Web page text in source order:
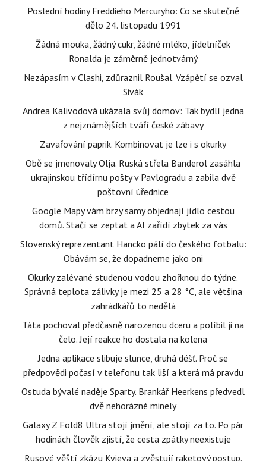
Poslední hodiny Freddieho Mercuryho: Co se skutečně
dělo 24. listopadu 1991
Žádná mouka, žádný cukr, žádné mléko, jídelníček
Ronalda je záměrně jednotvárný
Nezápasím v Clashi, zdůraznil Roušal. Vzápětí se ozval
Sivák
Andrea Kalivodová ukázala svůj domov: Tak bydlí jedna
z nejznámějších tváří české zábavy
Zavařování paprik. Kombinovat je lze i s okurky
Obě se jmenovaly Olja. Ruská střela Banderol zasáhla
ukrajinskou třídírnu pošty v Pavlogradu a zabila dvě
poštovní úřednice
Google Mapy vám brzy samy objednají jídlo cestou
domů. Stačí se zeptat a AI zařídí zbytek za vás
Slovenský reprezentant Hancko pálí do českého fotbalu:
Obávám se, že dopadneme jako oni
Okurky zalévané studenou vodou zhořknou do týdne.
Správná teplota zálivky je mezi 25 a 28 °C, ale většina
zahrádkářů to nedělá
Táta pochoval předčasně narozenou dceru a políbil ji na
čelo. Její reakce ho dostala na kolena
Jedna aplikace slibuje slunce, druhá déšť. Proč se
předpovědi počasí v telefonu tak liší a která má pravdu
Ostuda bývalé naděje Sparty. Brankář Heerkens předvedl
dvě nehorázné minely
Galaxy Z Fold8 Ultra stojí jmění, ale stojí za to. Po pár
hodinách člověk zjistí, že cesta zpátky neexistuje
Rusové věští zkázu Kyjeva a zvěstují raketový postup.